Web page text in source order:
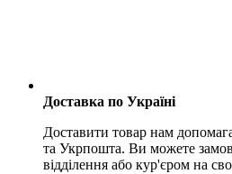
Доставка по Україні
Доставити товар нам
та Укрпошта. Ви можете
відділення або кур'єром на